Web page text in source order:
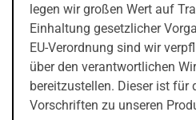
legen wir großen Wert auf
Einhaltung gesetzlicher
EU-Verordnung sind wir
über den verantwortlichen
bereitzustellen. Dieser ist für
Vorschriften zu unseren